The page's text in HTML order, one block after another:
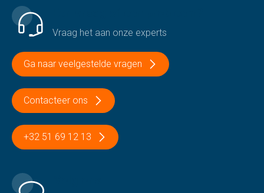
Vraag het aan onze experts
Ga naar veelgestelde vragen
Contacteer ons
+32 51 69 12 13